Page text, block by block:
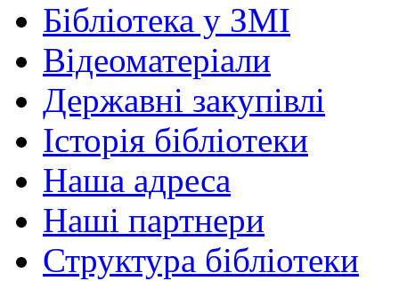
Бібліотека у ЗМІ
Відеоматеріали
Державні закупівлі
Історія бібліотеки
Наша адреса
Наші партнери
Структура бібліотеки